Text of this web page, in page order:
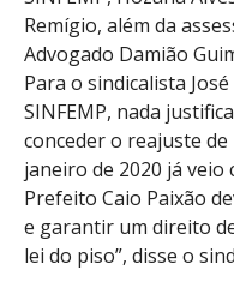
Remígio, além da
Advogado Damião
Para o sindicalista
SINFEMP, nada
conceder o reajuste de
janeiro de 2020 já veio
Prefeito Caio Paixão
e garantir um direito
lei do piso”, disse o